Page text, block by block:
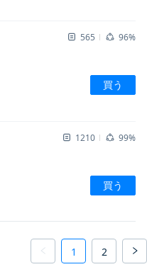
565 96%
買う
1210 99%
買う
1 2